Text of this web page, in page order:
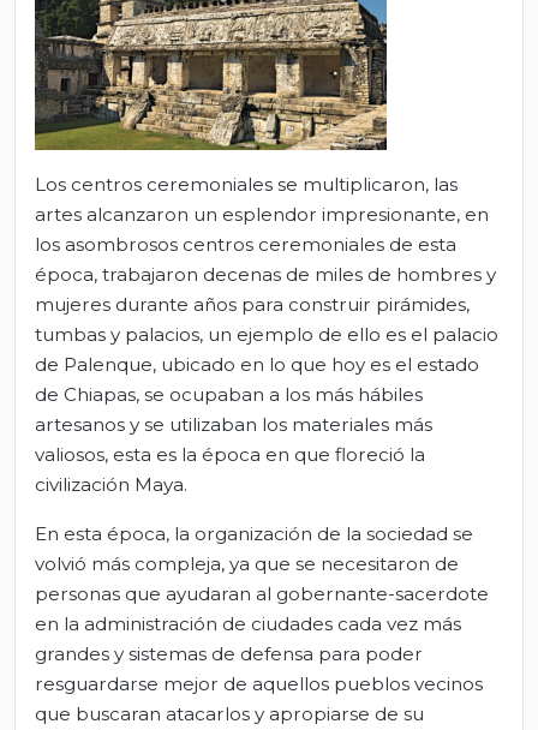
Los centros ceremoniales se multiplicaron, las
artes alcanzaron un esplendor impresionante, en
los asombrosos centros ceremoniales de esta
época, trabajaron decenas de miles de hombres y
mujeres durante años para construir pirámides,
tumbas y palacios, un ejemplo de ello es el palacio
de Palenque, ubicado en lo que hoy es el estado
de Chiapas, se ocupaban a los más hábiles
artesanos y se utilizaban los materiales más
valiosos, esta es la época en que floreció la
civilización Maya.
En esta época, la organización de la sociedad se
volvió más compleja, ya que se necesitaron de
personas que ayudaran al gobernante-sacerdote
en la administración de ciudades cada vez más
grandes y sistemas de defensa para poder
resguardarse mejor de aquellos pueblos vecinos
que buscaran atacarlos y apropiarse de su